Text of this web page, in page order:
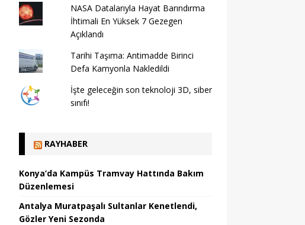
NASA Datalarıyla Hayat Barındırma
İhtimali En Yüksek 7 Gezegen
Açıklandı
Tarihi Taşıma: Antimadde Birinci
Defa Kamyonla Nakledildi
İşte geleceğin son teknoloji 3D, siber
sınıfı!
RAYHABER
Konya’da Kampüs Tramvay Hattında Bakım
Düzenlemesi
Antalya Muratpaşalı Sultanlar Kenetlendi,
Gözler Yeni Sezonda